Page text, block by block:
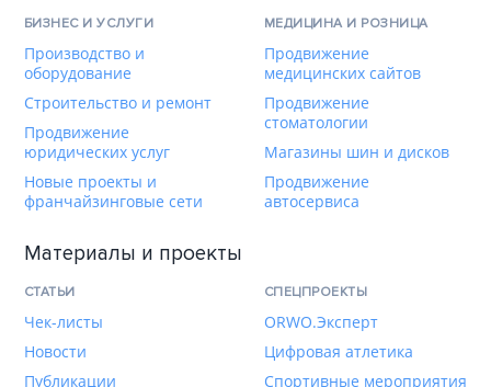
БИЗНЕС И УСЛУГИ
Производство и
оборудование
Строительство и ремонт
Продвижение
юридических услуг
Новые проекты и
франчайзинговые сети
МЕДИЦИНА И РОЗНИЦА
Продвижение
медицинских сайтов
Продвижение
стоматологии
Магазины шин и дисков
Продвижение
автосервиса
Материалы и проекты
СТАТЬИ
Чек-листы
Новости
Публикации
СПЕЦПРОЕКТЫ
ORWO.Эксперт
Цифровая атлетика
Спортивные мероприятия